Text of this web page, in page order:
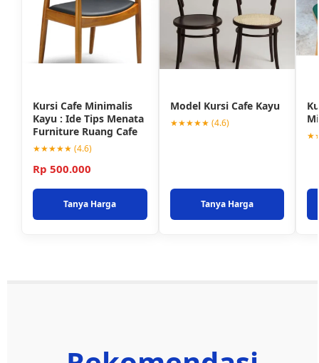
Kursi Cafe Minimalis
Kayu : Ide Tips Menata
Furniture Ruang Cafe
★★★★★ (4.6)
Rp 500.000
Tanya Harga
Model Kursi Cafe Kayu
★★★★★ (4.6)
Tanya Harga